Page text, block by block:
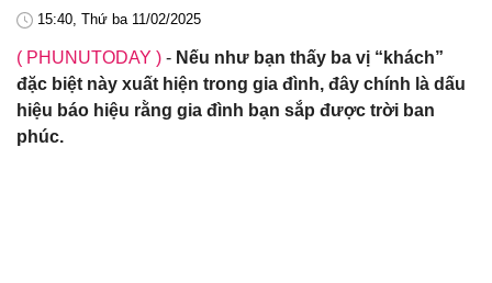
15:40, Thứ ba 11/02/2025
( PHUNUTODAY ) - Nếu như bạn thấy ba vị “khách”
đặc biệt này xuất hiện trong gia đình, đây chính là dấu
hiệu báo hiệu rằng gia đình bạn sắp được trời ban
phúc.